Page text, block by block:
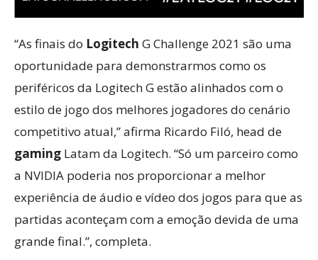
“As finais do Logitech G Challenge 2021 são uma
oportunidade para demonstrarmos como os
periféricos da Logitech G estão alinhados com o
estilo de jogo dos melhores jogadores do cenário
competitivo atual,” afirma Ricardo Filó, head de
gaming Latam da Logitech. “Só um parceiro como
a NVIDIA poderia nos proporcionar a melhor
experiência de áudio e vídeo dos jogos para que as
partidas aconteçam com a emoção devida de uma
grande final.”, completa.